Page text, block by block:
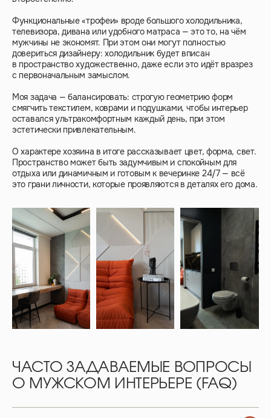
Функциональные «трофеи» вроде большого холодильника,
телевизора, дивана или удобного матраса — это то, на чём
мужчины не экономят. При этом они могут полностью
довериться дизайнеру: холодильник будет вписан
в пространство художественно, даже если это идёт вразрез
с первоначальным замыслом.
Моя задача — балансировать: строгую геометрию форм
смягчить текстилем, коврами и подушками, чтобы интерьер
оставался ультракомфортным каждый день, при этом
эстетически привлекательным.
О характере хозяина в итоге рассказывает цвет, форма, свет.
Пространство может быть задумчивым и спокойным для
отдыха или динамичным и готовым к вечеринке 24/7 — всё
это грани личности, которые проявляются в деталях его дома.
ЧАСТО ЗАДАВАЕМЫЕ ВОПРОСЫ
О МУЖСКОМ ИНТЕРЬЕРЕ (FAQ)